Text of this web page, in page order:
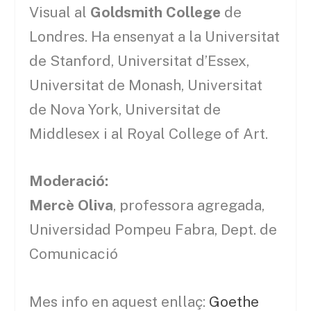
Visual al Goldsmith College de
Londres. Ha ensenyat a la Universitat
de Stanford, Universitat d’Essex,
Universitat de Monash, Universitat
de Nova York, Universitat de
Middlesex i al Royal College of Art.
Moderació:
Mercè Oliva, professora agregada,
Universidad Pompeu Fabra, Dept. de
Comunicació
Mes info en aquest enllaç: Goethe